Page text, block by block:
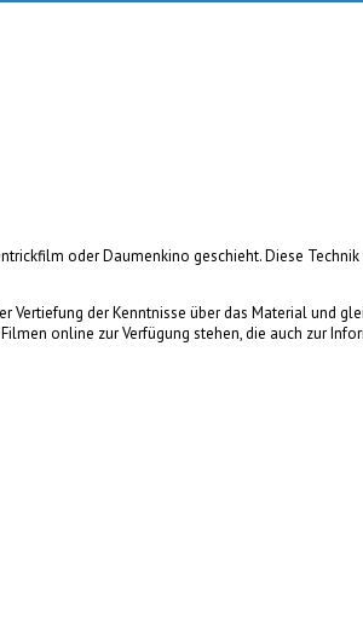
oder Daumenkino geschieht. Diese
der Kenntnisse über das Material und
online zur Verfügung stehen, die auch zur